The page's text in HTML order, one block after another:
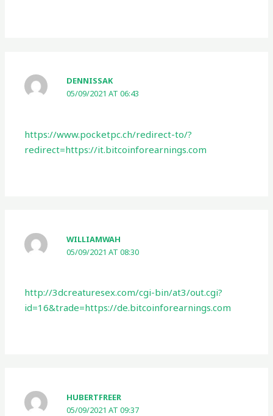
DENNISSAK
05/09/2021 AT 06:43
https://www.pocketpc.ch/redirect-to/?
redirect=https://it.bitcoinforearnings.com
WILLIAMWAH
05/09/2021 AT 08:30
http://3dcreaturesex.com/cgi-bin/at3/out.cgi?
id=16&trade=https://de.bitcoinforearnings.com
HUBERTFREER
05/09/2021 AT 09:37